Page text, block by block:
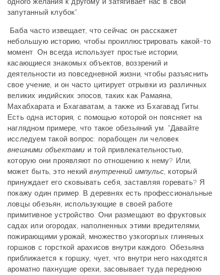
запутанный клубок".
Баба часто извещает, что сейчас он расскажет
небольшую историю, чтобы проиллюстрировать какой-то
момент. Он всегда использует простые истории,
касающиеся знакомых объектов, воззрений и
деятельности из повседневной жизни, чтобы разъяснить
свое учение, и он часто цитирует отрывки из различных
великих индийских эпосов, таких как Рамаяна,
Махабхарата и Бхагаватам, а также из Бхагавад Гиты.
Есть одна история, с помощью которой он поясняет на
наглядном примере, что такое обезьяний ум. "Давайте
исследуем такой вопрос: порабощен ли человек
внешними объектами и той привлекательностью,
которую они проявляют по отношению к нему? Или,
может быть, это некийвнутренний импульс, который
принуждает его сковывать себя, заставляя горевать? Я
покажу один пример. В деревнях есть профессиональные
ловцы обезьян, использующие в своей работе
примитивное устройство. Они размещают во фруктовых
садах или огородах, наполненных этими вредителями,
пожирающими урожай, множество узкогорлых глиняных
горшков с горсткой арахисов внутри каждого. Обезьяна
приближается к горшку, чует, что внутри него находятся
ароматно пахнущие орехи, засовывает туда переднюю